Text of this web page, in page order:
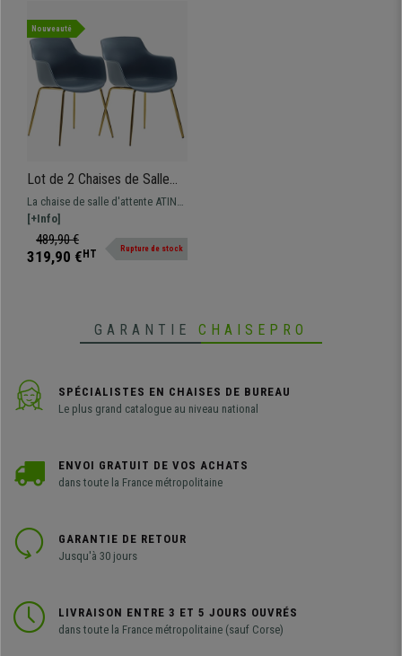
Nouveauté
Lot de 2 Chaises de Salle
d'Attente ATINO, Structure
en Métal Dorée, Assise
couleur Bleu
La chaise de salle d'attente ATINO
est un produit extrêmement raffiné
et élégant qui ajoutera une touche
de style à votre environnement
[+Info]
489,90 €
319,90 € HT Rupture de stock
GARANTIE CHAISEPRO
SPÉCIALISTES EN CHAISES DE BUREAU
Le plus grand catalogue au niveau national
ENVOI GRATUIT DE VOS ACHATS
dans toute la France métropolitaine
GARANTIE DE RETOUR
Jusqu'à 30 jours
LIVRAISON ENTRE 3 ET 5 JOURS OUVRÉS
dans toute la France métropolitaine (sauf Corse)